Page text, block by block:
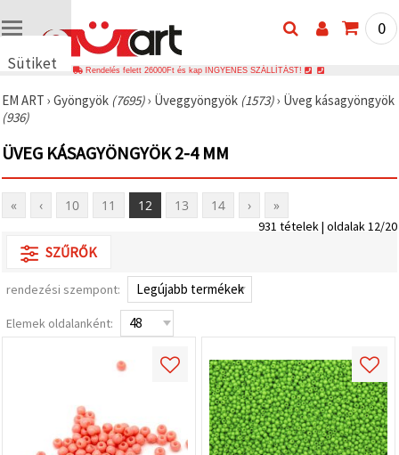
Sütiket
🍪 Cookie-
kat és
technológiákat
használunk
annak
érdekében,
hogy
biztosítsuk
megfelelő
működését,
Ön
élményét,
és az Ön
0
Rendelés felett 26000Ft és kap INGYENES SZÁLLÍTÁST!
EM ART › Gyöngyök (7695)› Üveggyöngyök (1573)› Üveg kásagyöngyök
(936)
ÜVEG KÁSAGYÖNGYÖK 2-4 MM
« ‹ 10 11 12 13 14 › »
931 tételek | oldalak 12/20
SZŰRŐK
rendezési szempont:
Elemek oldalanként: